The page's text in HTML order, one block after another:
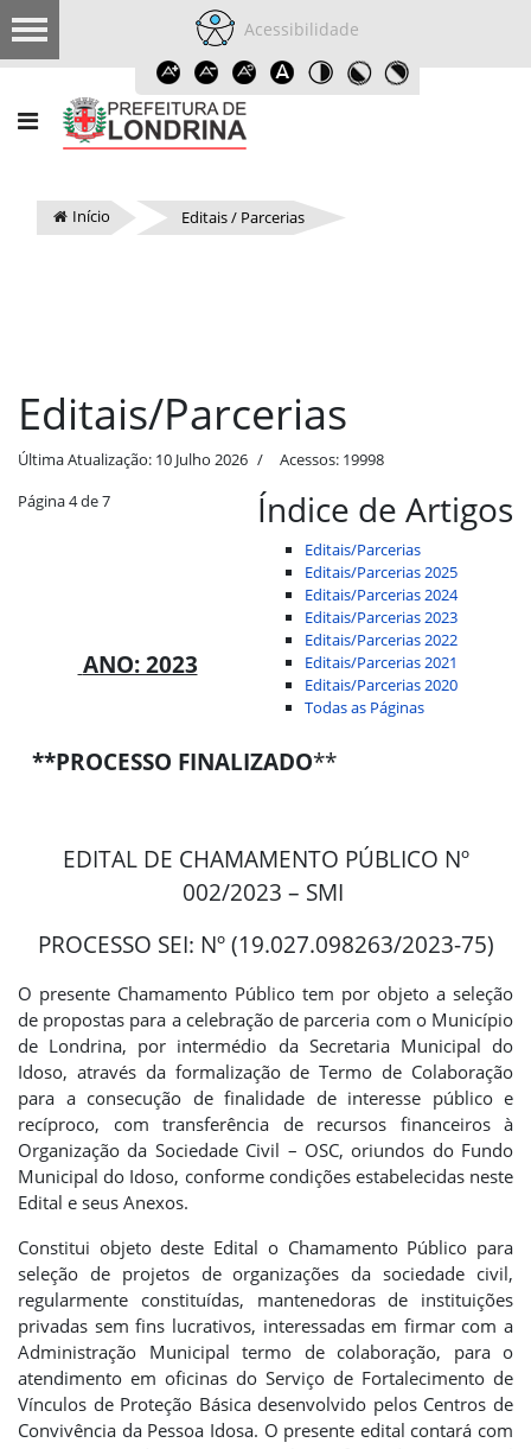
Acessibilidade
Início Editais / Parcerias
Editais/Parcerias
Última Atualização: 10 Julho 2026 Acessos: 19998
Índice de Artigos
Editais/Parcerias
Editais/Parcerias 2025
Editais/Parcerias 2024
Editais/Parcerias 2023
Editais/Parcerias 2022
Editais/Parcerias 2021
Editais/Parcerias 2020
Todas as Páginas
Página 4 de 7
ANO: 2023
**PROCESSO FINALIZADO**
EDITAL DE CHAMAMENTO PÚBLICO Nº
002/2023 – SMI
PROCESSO SEI: Nº (19.027.098263/2023-75)
O presente Chamamento Público tem por objeto a seleção
de propostas para a celebração de parceria com o Município
de Londrina, por intermédio da Secretaria Municipal do
Idoso, através da formalização de Termo de Colaboração
para a consecução de finalidade de interesse público e
recíproco, com transferência de recursos financeiros à
Organização da Sociedade Civil – OSC, oriundos do Fundo
Municipal do Idoso, conforme condições estabelecidas neste
Edital e seus Anexos.
Constitui objeto deste Edital o Chamamento Público para
seleção de projetos de organizações da sociedade civil,
regularmente constituídas, mantenedoras de instituições
privadas sem fins lucrativos, interessadas em firmar com a
Administração Municipal termo de colaboração, para o
atendimento em oficinas do Serviço de Fortalecimento de
Vínculos de Proteção Básica desenvolvido pelos Centros de
Convivência da Pessoa Idosa. O presente edital contará com